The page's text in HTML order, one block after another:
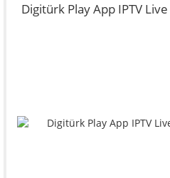
Digitürk Play App IPTV